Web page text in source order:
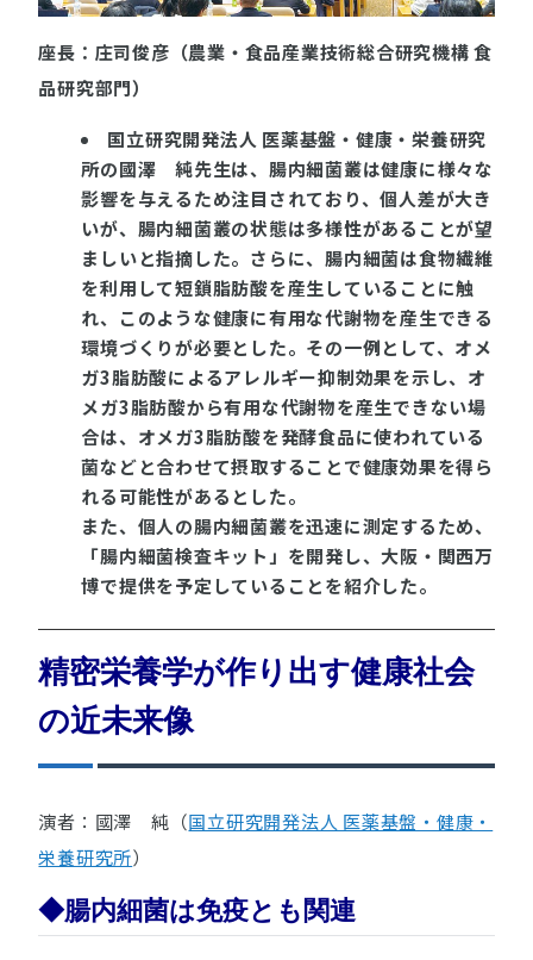
座長：庄司俊彦（農業・食品産業技術総合研究機構 食
品研究部門）
国立研究開発法人 医薬基盤・健康・栄養研究
所の國澤 純先生は、腸内細菌叢は健康に様々な
影響を与えるため注目されており、個人差が大き
いが、 腸内細菌叢の状態は多様性があることが望
ましいと指摘した。さらに、腸内細菌は食物繊維
を利用して短鎖脂肪酸を産生していることに触
れ、このような健康に有用な代謝物を産生できる
環境づくりが必要とした。その一例として、オメ
ガ3脂肪酸によるアレルギー抑制効果を示し、オ
メガ3脂肪酸から有用な代謝物を産生できない場
合は、オメガ3脂肪酸を発酵食品に使われている
菌などと合わせて摂取することで健康効果を得ら
れる可能性があるとした。
また、個人の腸内細菌叢を迅速に測定するため、
「腸内細菌検査キット」を開発し、大阪・関西万
博で提供を予定していることを紹介した。
精密栄養学が作り出す健康社会
の近未来像
演者：國澤 純（国立研究開発法人 医薬基盤・健康・
栄養研究所）
◆腸内細菌は免疫とも関連